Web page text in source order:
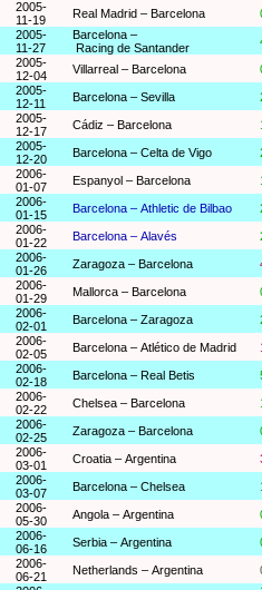
2005-
11-19
Real Madrid – Barcelona
2005-
11-27
Barcelona –
Racing de Santander
2005-
12-04
Villarreal – Barcelona
2005-
12-11
Barcelona – Sevilla
2005-
12-17
Cádiz – Barcelona
2005-
12-20
Barcelona – Celta de Vigo
2006-
01-07
Espanyol – Barcelona
2006-
01-15
Barcelona – Athletic de Bilbao
2006-
01-22
Barcelona – Alavés
2006-
01-26
Zaragoza – Barcelona
2006-
01-29
Mallorca – Barcelona
2006-
02-01
Barcelona – Zaragoza
2006-
02-05
Barcelona – Atlético de Madrid
2006-
02-18
Barcelona – Real Betis
2006-
02-22
Chelsea – Barcelona
2006-
02-25
Zaragoza – Barcelona
2006-
03-01
Croatia – Argentina
2006-
03-07
Barcelona – Chelsea
2006-
05-30
Angola – Argentina
2006-
06-16
Serbia – Argentina
2006-
06-21
Netherlands – Argentina